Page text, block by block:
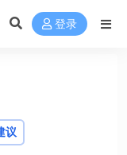
登录
议